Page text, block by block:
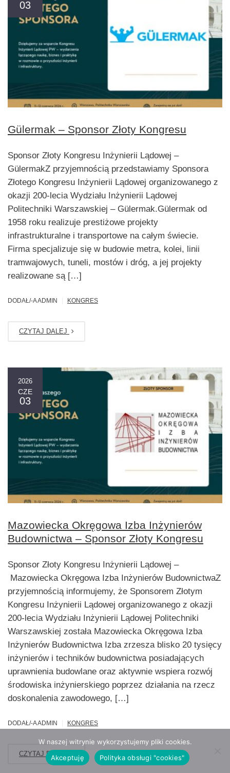
03
Gülermak – Sponsor Złoty Kongresu
Sponsor Złoty Kongresu Inżynierii Lądowej –
GülermakZ przyjemnością przedstawiamy Sponsora
Złotego Kongresu Inżynierii Lądowej organizowanego z
okazji 200-lecia Wydziału Inżynierii Lądowej
Politechniki Warszawskiej – Gülermak.Gülermak od
1958 roku realizuje prestiżowe projekty
infrastrukturalne i transportowe na całym świecie.
Firma specjalizuje się w budowie metra, kolei, linii
tramwajowych, tuneli, mostów i dróg, a jej projekty
realizowane są […]
DODAŁ/-A ADMIN KONGRES
CZYTAJ DALEJ
2026
CZE
03
Mazowiecka Okręgowa Izba Inżynierów
Budownictwa – Sponsor Złoty Kongresu
Sponsor Złoty Kongresu Inżynierii Lądowej –
Mazowiecka Okręgowa Izba Inżynierów BudownictwaZ
przyjemnością informujemy, że Sponsorem Złotym
Kongresu Inżynierii Lądowej organizowanego z okazji
200-lecia Wydziału Inżynierii Lądowej Politechniki
Warszawskiej została Mazowiecka Okręgowa Izba
Inżynierów Budownictwa Izba zrzesza blisko 20 tysięcy
inżynierów i techników budownictwa posiadających
uprawnienia budowlane oraz aktywnie wspiera rozwój
środowiska inżynierskiego poprzez działania na rzecz
doskonalenia zawodowego, […]
DODAŁ/-A ADMIN KONGRES
CZYTAJ DALEJ
W naszej witrynie wykorzystujemy pliki cookies.
Akceptuję
Polityka obsługi "cookies"